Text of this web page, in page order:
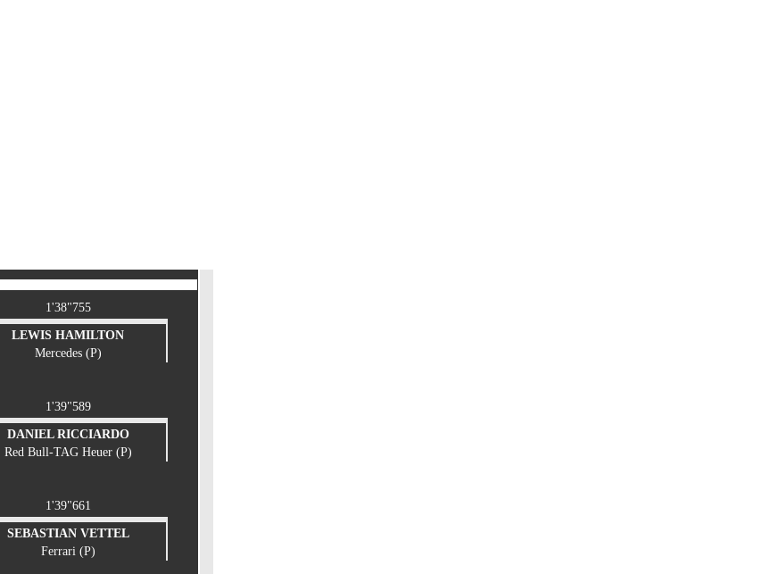
1'38"755
LEWIS HAMILTON
Mercedes (P)
1'39"589
DANIEL RICCIARDO
Red Bull-TAG Heuer (P)
1'39"661
SEBASTIAN VETTEL
Ferrari (P)